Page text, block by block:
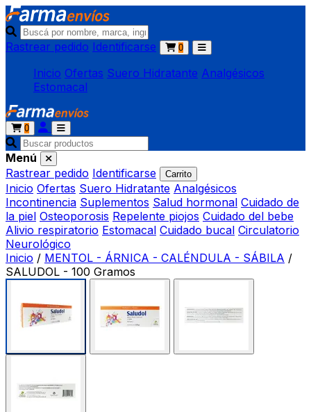
Rastrear pedido Identificarse 0
Inicio Ofertas Suero Hidratante Analgésicos
Estomacal
0
Menú
Rastrear pedido Identificarse Carrito
Inicio Ofertas Suero Hidratante Analgésicos
Incontinencia Suplementos Salud hormonal Cuidado de
la piel Osteoporosis Repelente piojos Cuidado del bebe
Alivio respiratorio Estomacal Cuidado bucal Circulatorio
Neurológico
Inicio / MENTOL - ÁRNICA - CALÉNDULA - SÁBILA /
SALUDOL - 100 Gramos